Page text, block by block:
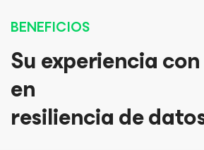
BENEFICIOS
Su experiencia
en
resiliencia de